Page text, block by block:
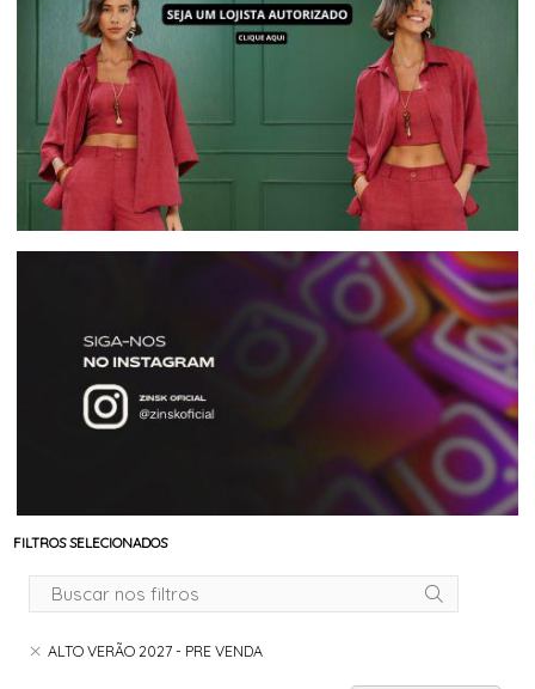
FILTROS SELECIONADOS
ALTO VERÃO 2027 - PRE VENDA